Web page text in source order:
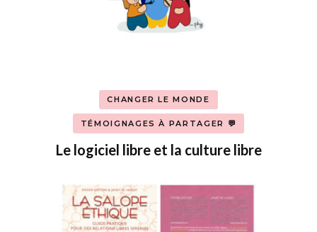
CHANGER LE MONDE
TÉMOIGNAGES À PARTAGER 💬
Le logiciel libre et la culture libre